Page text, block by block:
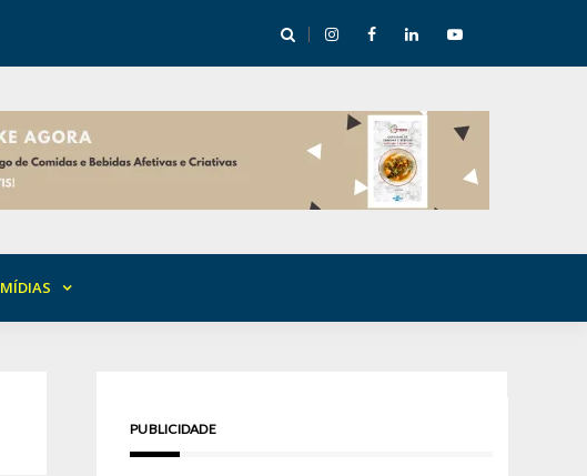
Mirian Rocha abre mentoria de storytelling com 10 vagas
MÍDIAS
PUBLICIDADE